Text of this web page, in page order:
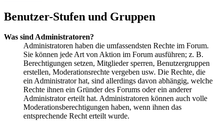
Benutzer-Stufen und Gruppen
Was sind Administratoren?
Administratoren haben die umfassendsten Rechte im Forum.
Sie können jede Art von Aktion im Forum ausführen; z. B.
Berechtigungen setzen, Mitglieder sperren, Benutzergruppen
erstellen, Moderationsrechte vergeben usw. Die Rechte, die
ein Administrator hat, sind allerdings davon abhängig, welche
Rechte ihnen ein Gründer des Forums oder ein anderer
Administrator erteilt hat. Administratoren können auch volle
Moderationsberechtigungen haben, wenn ihnen das
entsprechende Recht erteilt wurde.